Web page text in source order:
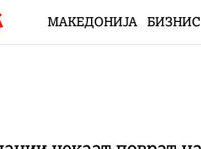
МАКЕДОНИЈА БИЗНИС